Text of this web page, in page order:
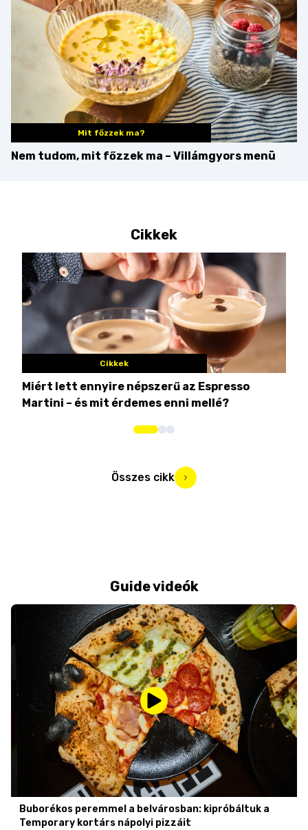
Mit főzzek ma?
Nem tudom, mit főzzek ma – Villámgyors menü
Cikkek
Cikkek
Miért lett ennyire népszerű az Espresso
Martini – és mit érdemes enni mellé?
Összes cikk
Guide videók
Buborékos peremmel a belvárosban: kipróbáltuk a
Temporary kortárs nápolyi pizzáit